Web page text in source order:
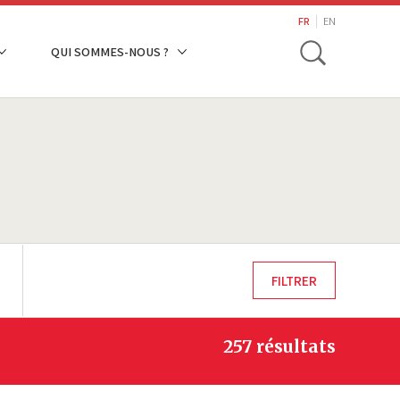
QUI SOMMES-NOUS ?
FR EN
Toggle
257 résultats